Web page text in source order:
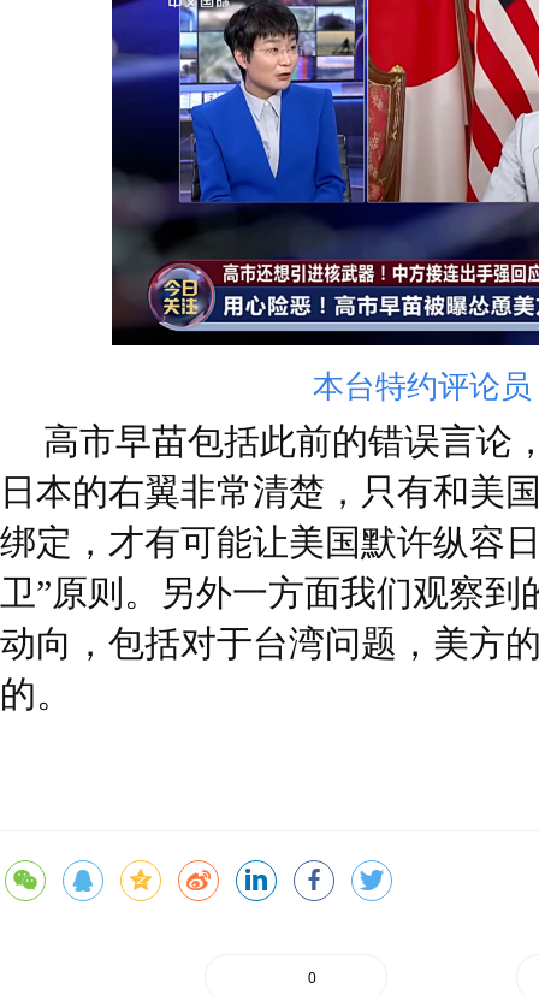
本台特约评论
高市早苗包括此前的错误言论
日本的右翼非常清楚，只有和美
绑定，才有可能让美国默许纵容
卫”原则。另外一方面我们观察
动向，包括对于台湾问题，美方
的。
0